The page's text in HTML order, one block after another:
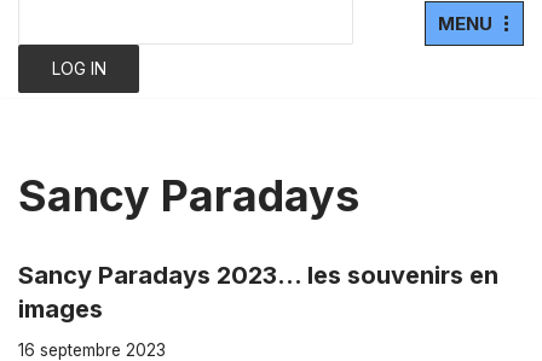
MENU
Sancy Paradays
Sancy Paradays 2023… les souvenirs en
images
16 septembre 2023